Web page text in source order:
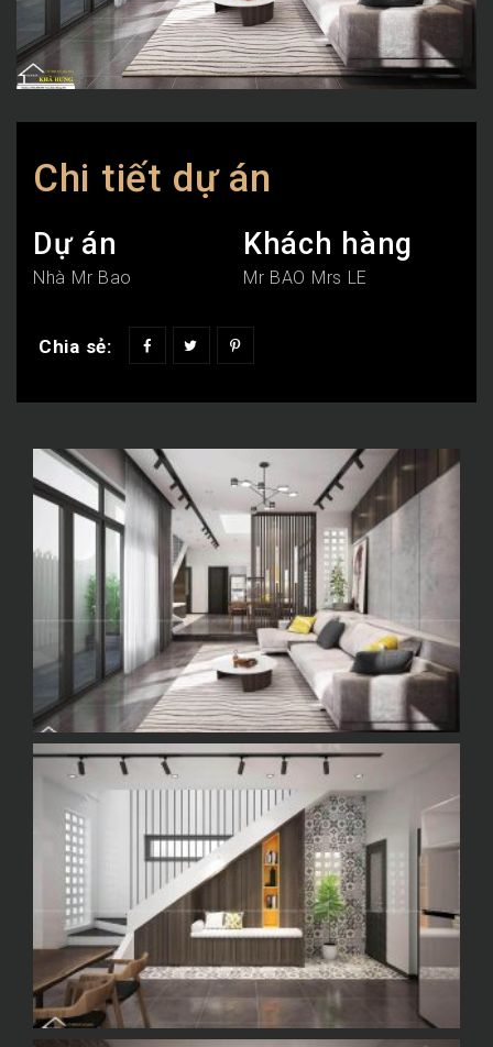
Chi tiết dự án
Dự án
Nhà Mr Bao
Khách hàng
Mr BAO Mrs LE
Chia sẻ: